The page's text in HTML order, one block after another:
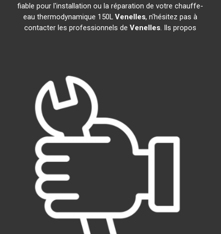
fiable pour l'installation ou la réparation de votre chauffe-
eau thermodynamique 150LVenelles, n'hésitez pas à
contacter les professionnels deVenelles. Ils propos